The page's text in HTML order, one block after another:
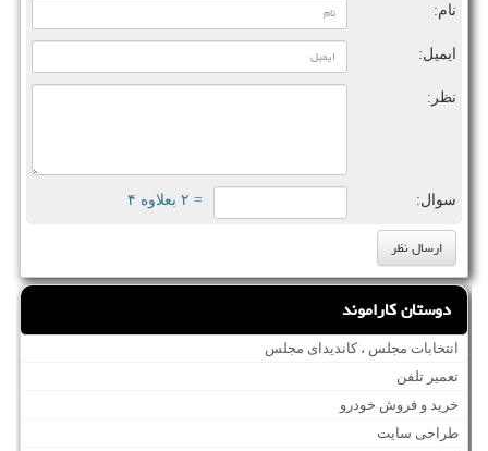
نام:
ایمیل:
نظر:
سوال: = ۲ بعلاوه ۴
دوستان کاراموند
انتخابات مجلس ، کاندیدای مجلس
تعمیر تلفن
خرید و فروش خودرو
طراحی سایت